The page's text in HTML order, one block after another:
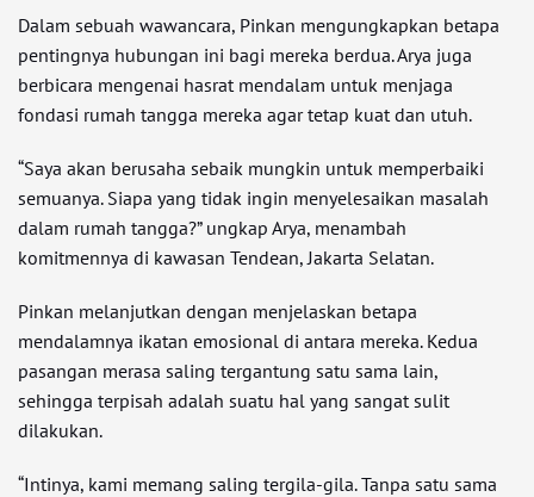
Dalam sebuah wawancara, Pinkan mengungkapkan betapa
pentingnya hubungan ini bagi mereka berdua. Arya juga
berbicara mengenai hasrat mendalam untuk menjaga
fondasi rumah tangga mereka agar tetap kuat dan utuh.
“Saya akan berusaha sebaik mungkin untuk memperbaiki
semuanya. Siapa yang tidak ingin menyelesaikan masalah
dalam rumah tangga?” ungkap Arya, menambah
komitmennya di kawasan Tendean, Jakarta Selatan.
Pinkan melanjutkan dengan menjelaskan betapa
mendalamnya ikatan emosional di antara mereka. Kedua
pasangan merasa saling tergantung satu sama lain,
sehingga terpisah adalah suatu hal yang sangat sulit
dilakukan.
“Intinya, kami memang saling tergila-gila. Tanpa satu sama